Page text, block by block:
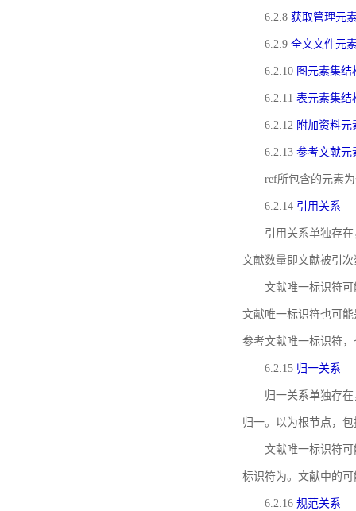
6.2.8 获取管理元
6.2.9 全文文件元
6.2.10 图元素集结
6.2.11 表元素集结
6.2.12 附加资料元
6.2.13 参考文献元
ref所包含的元素
6.2.14 引用关系
引用关系单独存
文献数量即文献被引
文献唯一标识符
文献唯一标识符也可
参考文献唯一标识符
6.2.15 归一关系
归一关系单独存
归一。以为根节点，
文献唯一标识符
标识符为。文献中的
6.2.16 规范关系